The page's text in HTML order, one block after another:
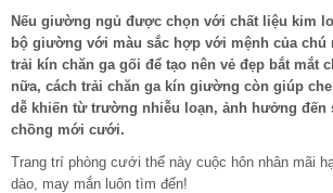
Nếu giường ngủ được chọn với chất liệu kim
bộ giường với màu sắc hợp với mệnh của chú
trải kín chăn ga gối để tạo nên vẻ đẹp bắt mắt
nữa, cách trải chăn ga kín giường còn giúp
dễ khiến từ trường nhiễu loạn, ảnh hưởng đến
chồng mới cưới.
Trang trí phòng cưới thế này cuộc hôn nhân mãi
dào, may mắn luôn tìm đến!